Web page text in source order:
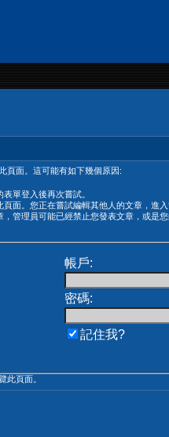
頁面。這可能有如下幾個原因:
單登入後再次嘗試。
面。您正在嘗試編輯其他人的文章，進
管理員可能已經禁止您發表文章，或是您
帳戶:
密碼:
記住我?
此頁面。